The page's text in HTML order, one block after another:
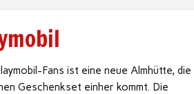
Fans ist eine neue Almhütte, die
Geschenkset einher kommt. Die